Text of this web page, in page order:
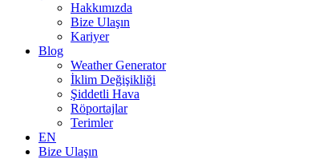
Hakkımızda
Bize Ulaşın
Kariyer
Blog
Weather Generator
İklim Değişikliği
Şiddetli Hava
Röportajlar
Terimler
EN
Bize Ulaşın